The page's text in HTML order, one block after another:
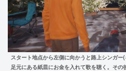
スタート地点から左側に向かうと路上シンガ
足元にある紙皿にお金を入れて歌を聴く。その